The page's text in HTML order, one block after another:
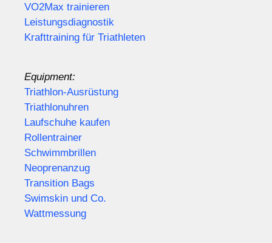
VO2Max trainieren
Leistungsdiagnostik
Krafttraining für Triathleten
Equipment:
Triathlon-Ausrüstung
Triathlonuhren
Laufschuhe kaufen
Rollentrainer
Schwimmbrillen
Neoprenanzug
Transition Bags
Swimskin und Co.
Wattmessung